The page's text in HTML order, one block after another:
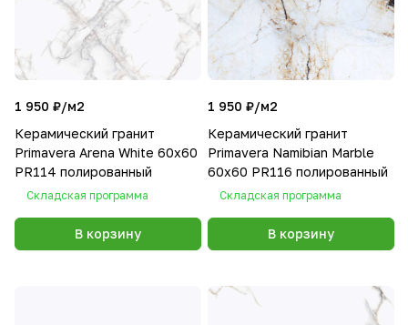
1 950 ₽/м2
Керамический гранит
Primavera Arena White 60х60
PR114 полированный
Складская программа
В корзину
1 950 ₽/м2
Керамический гранит
Primavera Namibian Marble
60х60 PR116 полированный
Складская программа
В корзину